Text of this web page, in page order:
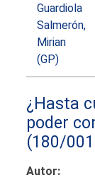
Guardiola
Salmerón,
Mirian
(GP)
¿Hasta
poder
(180/
Autor: